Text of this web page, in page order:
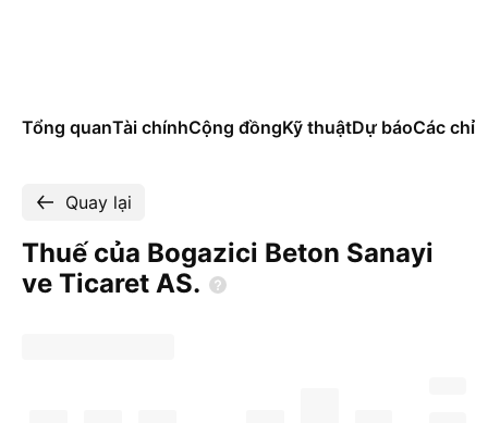
Tổng quanTài chínhCộng đồngKỹ thuậtDự báoCác chỉ
Quay lại
Thuế của Bogazici Beton Sanayi
ve Ticaret AS.